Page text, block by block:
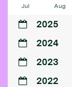
Jul Aug
2025
2024
2023
2022